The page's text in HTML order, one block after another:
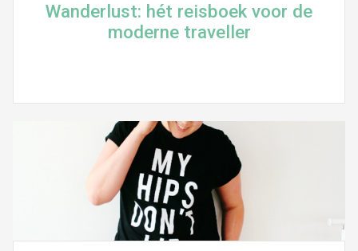
Wanderlust: hét reisboek voor de
moderne traveller